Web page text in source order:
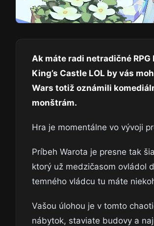
Ak máte radi netradičné
King’s Castle LOL by vás
Wars totiž oznámili
monštrám.
Hra je momentálne vo vývoji
Príbeh Warota je presne tak
ktorý už medzičasom ovládol
temného vládcu tu máte
Vašou úlohou je v tomto
nábytok, staviate budovy a